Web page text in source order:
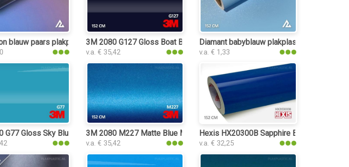
blauw paars plakplastic3M 2080 G127 Gloss Boat Blue plakplastic
v.a. € 35,42
Diamant babyblauw plakplastic
v.a. € 1,33
G77 Gloss Sky Blue plakplastic3M 2080 M227 Matte Blue Metallic plakplastic
v.a. € 35,42
Hexis HX20300B Sapphire Blue Gloss
v.a. € 32,25